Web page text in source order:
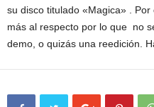
su disco titulado «Magica» .
más al respecto por lo que no
demo, o quizás una reedición.